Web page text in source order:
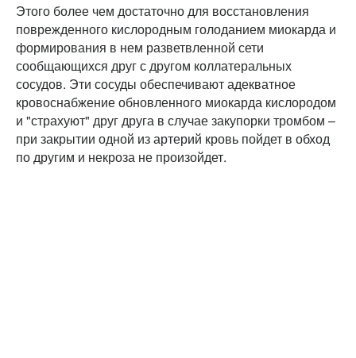
Этого более чем достаточно для восстановления
поврежденного кислородным голоданием миокарда и
формирования в нем разветвленной сети
сообщающихся друг с другом коллатеральных
сосудов. Эти сосуды обеспечивают адекватное
кровоснабжение обновленного миокарда кислородом
и "страхуют" друг друга в случае закупорки тромбом –
при закрытии одной из артерий кровь пойдет в обход
по другим и некроза не произойдет.